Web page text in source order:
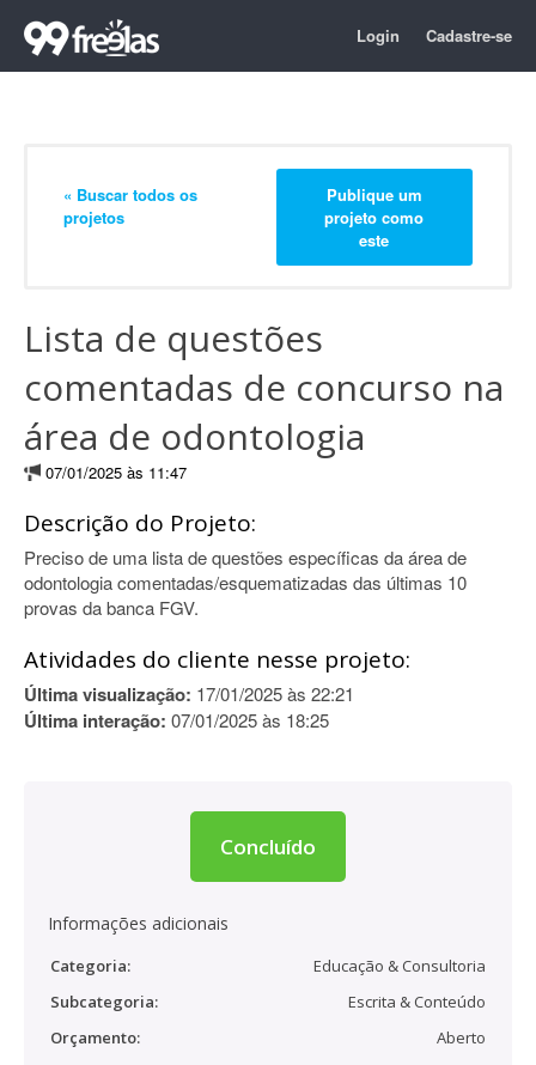
Login Cadastre-se
« Buscar todos os
projetos
Publique um
projeto como
este
Lista de questões
comentadas de concurso na
área de odontologia
07/01/2025 às 11:47
Descrição do Projeto:
Preciso de uma lista de questões específicas da área de
odontologia comentadas/esquematizadas das últimas 10
provas da banca FGV.
Atividades do cliente nesse projeto:
Última visualização: 17/01/2025 às 22:21
Última interação: 07/01/2025 às 18:25
Concluído
Informações adicionais
Categoria:
Educação & Consultoria
Subcategoria:
Escrita & Conteúdo
Orçamento:
Aberto